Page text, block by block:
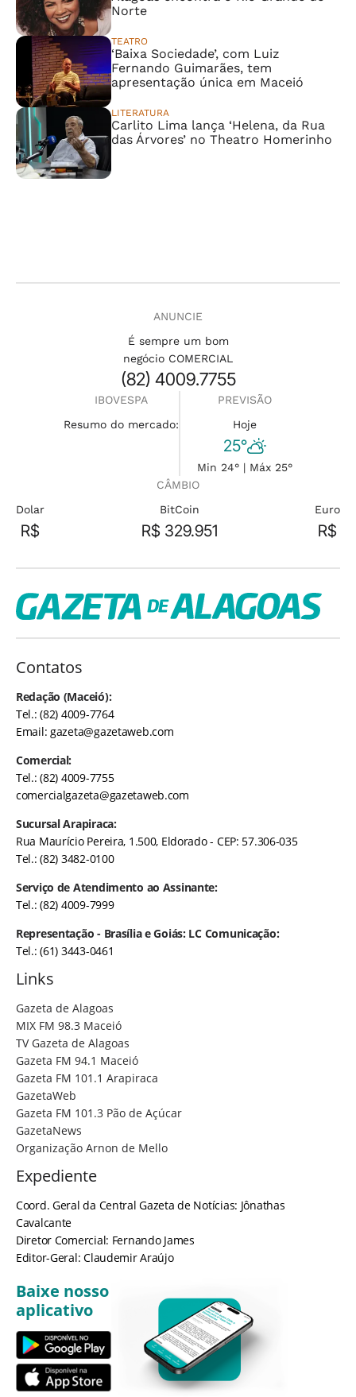
Norte
TEATRO
‘Baixa Sociedade’, com Luiz
Fernando Guimarães, tem
apresentação única em Maceió
LITERATURA
Carlito Lima lança ‘Helena, da Rua
das Árvores’ no Theatro Homerinho
ANUNCIE
É sempre um bom
negócio COMERCIAL
(82) 4009.7755
IBOVESPA
Resumo do mercado:
PREVISÃO
Hoje
25°
Min 24° | Máx 25°
CÂMBIO
Dolar
R$
BitCoin
R$ 329.951
Euro
R$
Contatos
Redação (Maceió):
Tel.: (82) 4009-7764
Email:gazeta@gazetaweb.com
Comercial:
Tel.: (82) 4009-7755
comercialgazeta@gazetaweb.com
Sucursal Arapiraca:
Rua Maurício Pereira, 1.500, Eldorado - CEP: 57.306-035
Tel.: (82) 3482-0100
Serviço de Atendimento ao Assinante:
Tel.: (82) 4009-7999
Representação - Brasília e Goiás: LC Comunicação:
Tel.: (61) 3443-0461
Links
Gazeta de Alagoas
MIX FM 98.3 Maceió
TV Gazeta de Alagoas
Gazeta FM 94.1 Maceió
Gazeta FM 101.1 Arapiraca
GazetaWeb
Gazeta FM 101.3 Pão de Açúcar
GazetaNews
Organização Arnon de Mello
Expediente
Coord. Geral da Central Gazeta de Notícias: Jônathas
Cavalcante
Diretor Comercial: Fernando James
Editor-Geral: Claudemir Araújo
Baixe nosso
aplicativo